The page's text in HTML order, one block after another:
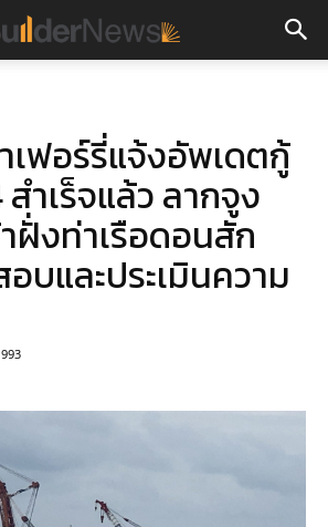
เฟอร์รี่แจ้งอัพเดตกู้
สำเร็จแล้ว ลากจูง
ฝั่งท่าเรือดอนสัก
บและประเมินความ
993